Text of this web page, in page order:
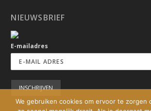
NIEUWSBRIEF
E-mailadres
We gebruiken cookies om ervoor te zorgen